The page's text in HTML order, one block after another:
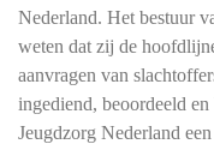
Nederland. Het bestuur
weten dat zij de
aanvragen van
ingediend, beoordeeld
Jeugdzorg Nederland